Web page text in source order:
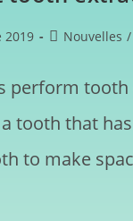
2019 Nouvelles /
perform
tooth that
to make